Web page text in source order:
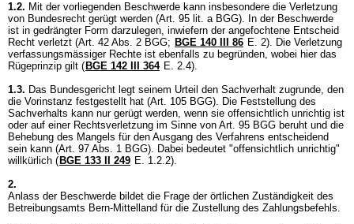
1.2. Mit der vorliegenden Beschwerde kann insbesondere die Verletzung
von Bundesrecht gerügt werden (Art. 95 lit. a BGG). In der Beschwerde
ist in gedrängter Form darzulegen, inwiefern der angefochtene Entscheid
Recht verletzt (Art. 42 Abs. 2 BGG; BGE 140 III 86 E. 2). Die Verletzung
verfassungsmässiger Rechte ist ebenfalls zu begründen, wobei hier das
Rügeprinzip gilt ( BGE 142 III 364 E. 2.4).
1.3. Das Bundesgericht legt seinem Urteil den Sachverhalt zugrunde, den
die Vorinstanz festgestellt hat (Art. 105 BGG). Die Feststellung des
Sachverhalts kann nur gerügt werden, wenn sie offensichtlich unrichtig ist
oder auf einer Rechtsverletzung im Sinne von Art. 95 BGG beruht und die
Behebung des Mangels für den Ausgang des Verfahrens entscheidend
sein kann (Art. 97 Abs. 1 BGG). Dabei bedeutet "offensichtlich unrichtig"
willkürlich ( BGE 133 II 249 E. 1.2.2).
2.
Anlass der Beschwerde bildet die Frage der örtlichen Zuständigkeit des
Betreibungsamts Bern-Mittelland für die Zustellung des Zahlungsbefehls.